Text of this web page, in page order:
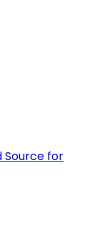
Companion